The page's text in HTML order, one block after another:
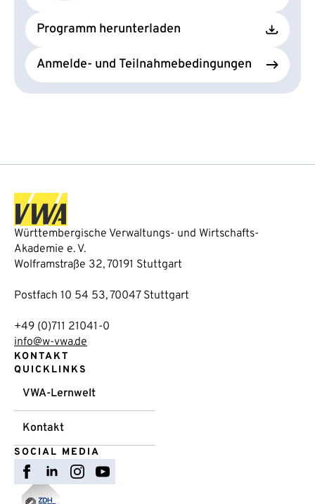
Programm herunterladen
Anmelde- und Teilnahmebedingungen
Württembergische Verwaltungs- und Wirtschafts-
Akademie e. V.
Wolframstraße 32, 70191 Stuttgart
Postfach 10 54 53, 70047 Stuttgart
+49 (0)711 21041-0
info@w-vwa.de
KONTAKT
QUICKLINKS
VWA-Lernwelt
Kontakt
SOCIAL MEDIA